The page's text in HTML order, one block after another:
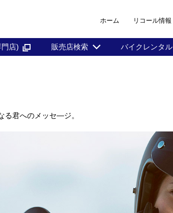
ホーム リコール情報
店) 販売店検索 バイクレンタル
君へのメッセ―ジ。